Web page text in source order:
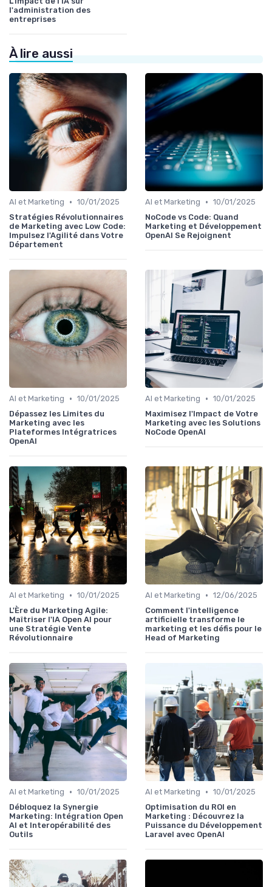
l'administration des
entreprises
À lire aussi
AI et Marketing • 10/01/2025
Stratégies Révolutionnaires
de Marketing avec Low Code:
Impulsez l'Agilité dans Votre
Département
AI et Marketing • 10/01/2025
NoCode vs Code: Quand
Marketing et Développement
OpenAI Se Rejoignent
AI et Marketing • 10/01/2025
Dépassez les Limites du
Marketing avec les
Plateformes Intégratrices
OpenAI
AI et Marketing • 10/01/2025
Maximisez l'Impact de Votre
Marketing avec les Solutions
NoCode OpenAI
AI et Marketing • 10/01/2025
L'Ère du Marketing Agile:
Maîtriser l'IA Open AI pour
une Stratégie Vente
Révolutionnaire
AI et Marketing • 12/06/2025
Comment l'intelligence
artificielle transforme le
marketing et les défis pour le
Head of Marketing
AI et Marketing • 10/01/2025
Débloquez la Synergie
Marketing: Intégration Open
AI et Interopérabilité des
Outils
AI et Marketing • 10/01/2025
Optimisation du ROI en
Marketing : Découvrez la
Puissance du Développement
Laravel avec OpenAI